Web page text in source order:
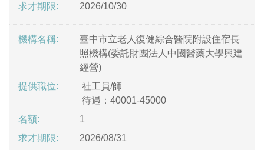
2026/10/30
臺中市立老人復健綜合醫院附設住宿長
照機構(委託財團法人中國醫藥大學興建
經營)
社工員/師
待遇：40001-45000
1
2026/08/31